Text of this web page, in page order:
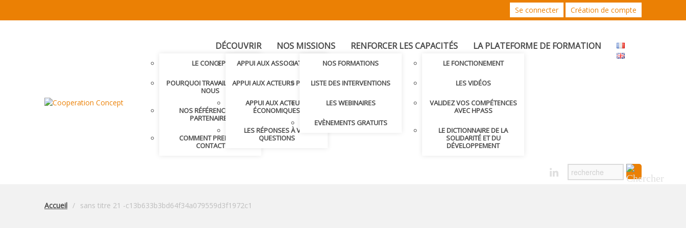
Se connecter Création de compte
DÉCOUVRIR
LE CONCEPT
POURQUOI TRAVAILLER AVEC
NOUS
NOS RÉFÉRENCES ET
PARTENAIRES
COMMENT PRENDRE
CONTACT
NOS MISSIONS
APPUI AUX ASSOCIATIONS
APPUI AUX ACTEURS PUBLICS
APPUI AUX ACTEURS
ÉCONOMIQUES
LES RÉPONSES À VOS
QUESTIONS
RENFORCER LES CAPACITÉS
NOS FORMATIONS
LISTE DES INTERVENTIONS
LES WEBINAIRES
EVÈNEMENTS GRATUITS
LA PLATEFORME DE FORMATION
LE FONCTIONEMENT
LES VIDÉOS
VALIDEZ VOS COMPÉTENCES
AVEC HPASS
LE DICTIONNAIRE DE LA
SOLIDARITÉ ET DU
DÉVELOPPEMENT
Accueil sans titre 21 -c13b633b3bd64f34a079559d3f1972c1